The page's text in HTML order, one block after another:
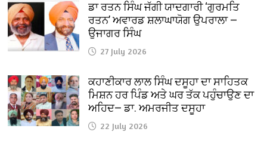
ਡਾ ਰਤਨ ਸਿੰਘ ਜੱਗੀ ਯਾਦਗਾਰੀ ‘ਗੁਰਮਤਿ
ਰਤਨ’ ਅਵਾਰਡ ਸ਼ਲਾਘਾਯੋਗ ਉਪਰਾਲਾ —
ਉਜਾਗਰ ਸਿੰਘ
27 July 2026
ਕਹਾਣੀਕਾਰ ਲਾਲ ਸਿੰਘ ਦਸੂਹਾ ਦਾ ਸਾਹਿਤਕ
ਮਿਸ਼ਨ ਹਰ ਪਿੰਡ ਅਤੇ ਘਰ ਤੱਕ ਪਹੁੰਚਾਉਣ ਦਾ
ਅਹਿਦ— ਡਾ. ਅਮਰਜੀਤ ਦਸੂਹਾ
22 July 2026